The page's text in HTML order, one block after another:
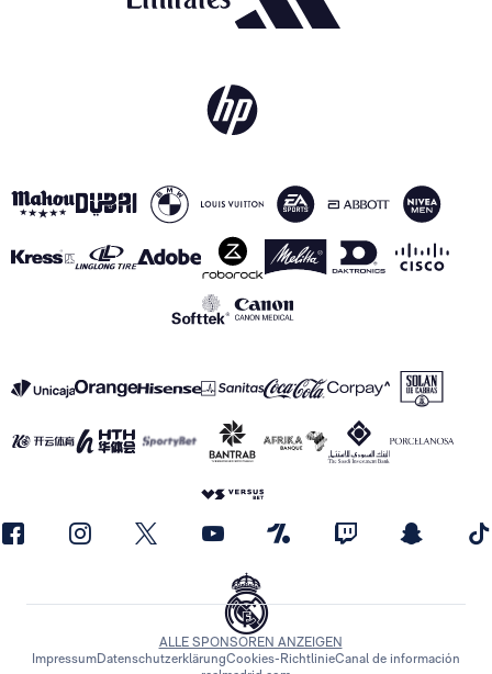
ALLE SPONSOREN ANZEIGEN
ImpressumDatenschutzerklärungCookies-RichtlinieCanal de información